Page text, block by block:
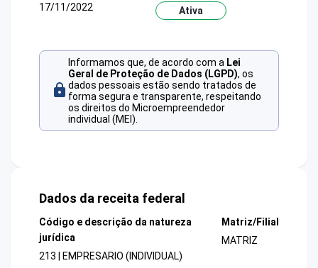
17/11/2022
Ativa
Informamos que, de acordo com a Lei
Geral de Proteção de Dados (LGPD), os
dados pessoais estão sendo tratados de
forma segura e transparente, respeitando
os direitos do Microempreendedor
individual (MEI).
Dados da receita federal
Código e descrição da natureza
jurídica
213 | EMPRESARIO (INDIVIDUAL)
Matriz/Filial
MATRIZ